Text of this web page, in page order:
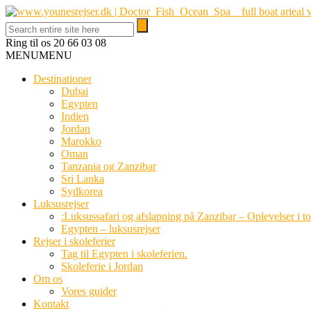
Ring til os 20 66 03 08
MENUMENU
Destinationer
Dubai
Egypten
Indien
Jordan
Marokko
Oman
Tanzania og Zanzibar
Sri Lanka
Sydkorea
Luksusrejser
:Luksussafari og afslapning på Zanzibar – Oplevelser i
Egypten – luksusrejser
Rejser i skoleferier
Tag til Egypten i skoleferien.
Skoleferie i Jordan
Om os
Vores guider
Kontakt